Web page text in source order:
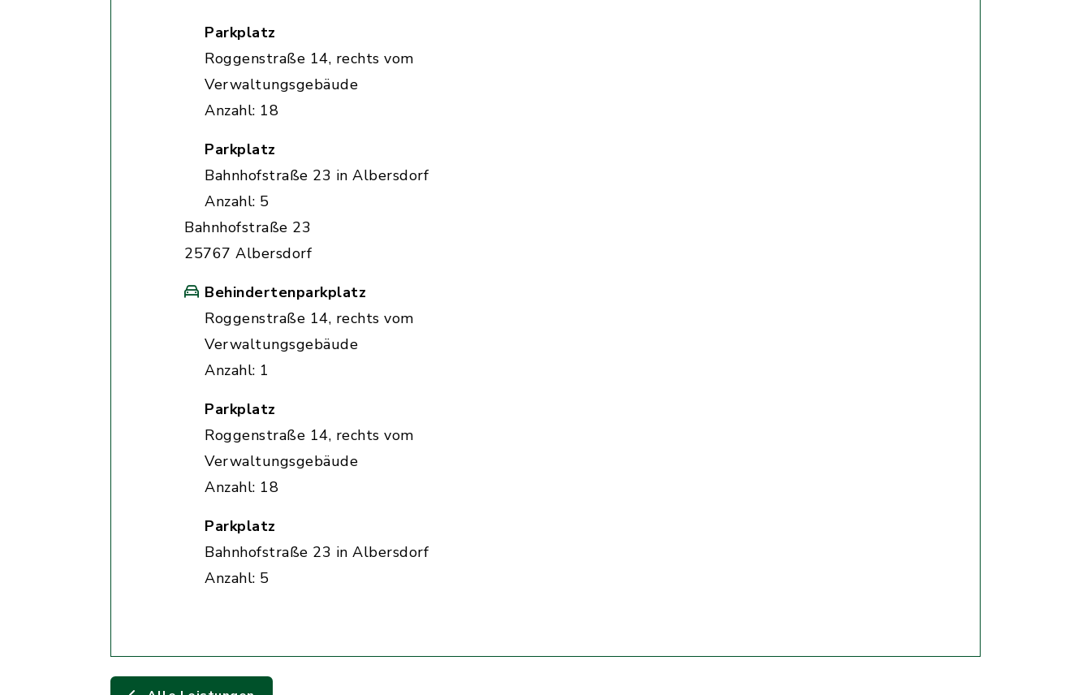
Parkplatz
Roggenstraße 14, rechts vom
Verwaltungsgebäude
Anzahl: 18
Parkplatz
Bahnhofstraße 23 in Albersdorf
Anzahl: 5
Bahnhofstraße 23
25767 Albersdorf
Behindertenparkplatz
Roggenstraße 14, rechts vom
Verwaltungsgebäude
Anzahl: 1
Parkplatz
Roggenstraße 14, rechts vom
Verwaltungsgebäude
Anzahl: 18
Parkplatz
Bahnhofstraße 23 in Albersdorf
Anzahl: 5